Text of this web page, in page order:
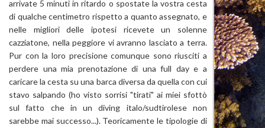
arrivate 5 minuti in ritardo o spostate la vostra cesta
di qualche centimetro rispetto a quanto assegnato, e
nelle migliori delle ipotesi ricevete un solenne
cazziatone, nella peggiore vi avranno lasciato a terra.
Pur con la loro precisione comunque sono riusciti a
perdere una mia prenotazione di una full day e a
caricare la cesta su una barca diversa da quella con cui
stavo salpando (ho visto sorrisi "tirati" ai miei sfottò
sul fatto che in un diving italo/sudtirolese non
sarebbe mai successo...). Teoricamente le tipologie di